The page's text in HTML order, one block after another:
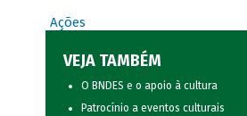
Ações
VEJA TAMBÉM
O BNDES e o apoio à cultura
Patrocínio a eventos culturais